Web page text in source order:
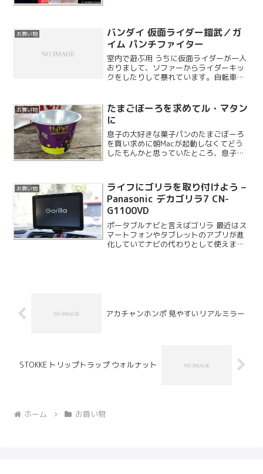
ブ・トイ部門」...
お買い物
バンダイ 仮面ライダー鎧武／ガ
イム パンチファイター
室内で遊ぶ用 うちに仮面ライダーが一人
おりまして、ソファーからライダーキッ
クをしたりして暴れています。自転車や
を用意してみました。
お買い物
たまごぼーろを求めてル・マタン
に
息子の大好きな菓子パンのたまごぼーろ
を買い求めに朝Macが起動しなくてどう
したもんかと思っていたところ、息子が
れました。ついでにいくつかパンを買っ
てこいとのことです。M...
お買い物
ライフにゴリラを取り付けよう –
Panasonic デカゴリラ7 CN-
G1100VD
ポータブルナビと言えばゴリラ 最近はス
マートフォンやタブレットのアプリが進
化していてナビの代わりとして使えます
アカチャンホンポ 見やすいリアルミラー
STOKKE トリップトラップ ウォルナット
ホーム お買い物